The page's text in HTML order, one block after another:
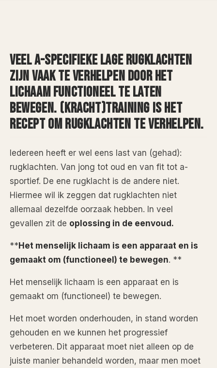
VEEL A-SPECIFIEKE LAGE RUGKLACHTEN
ZIJN VAAK TE VERHELPEN DOOR HET
LICHAAM FUNCTIONEEL TE LATEN
BEWEGEN. (KRACHT)TRAINING IS HET
RECEPT OM RUGKLACHTEN TE VERHELPEN.
Iedereen heeft er wel eens last van (gehad):
rugklachten. Van jong tot oud en van fit tot a-
sportief. De ene rugklacht is de andere niet.
Hiermee wil ik zeggen dat rugklachten niet
allemaal dezelfde oorzaak hebben. In veel
gevallen zit de oplossing in de eenvoud.
** Het menselijk lichaam is een apparaat en is
gemaakt om (functioneel) te bewegen. **
Het menselijk lichaam is een apparaat en is
gemaakt om (functioneel) te bewegen.
Het moet worden onderhouden, in stand worden
gehouden en we kunnen het progressief
verbeteren. Dit apparaat moet niet alleen op de
juiste manier behandeld worden, maar men moet